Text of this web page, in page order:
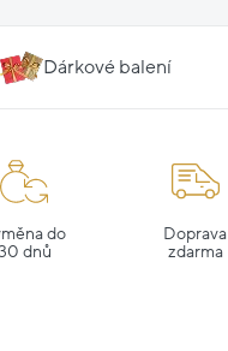
Dárkové balení
do
dnů
Doprava
zdarma